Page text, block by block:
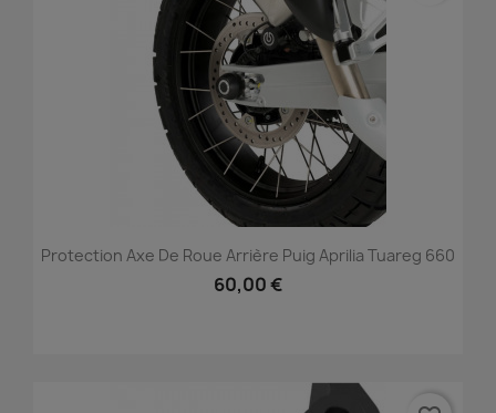
Protection Axe De Roue Arrière Puig Aprilia Tuareg 660
60,00 €